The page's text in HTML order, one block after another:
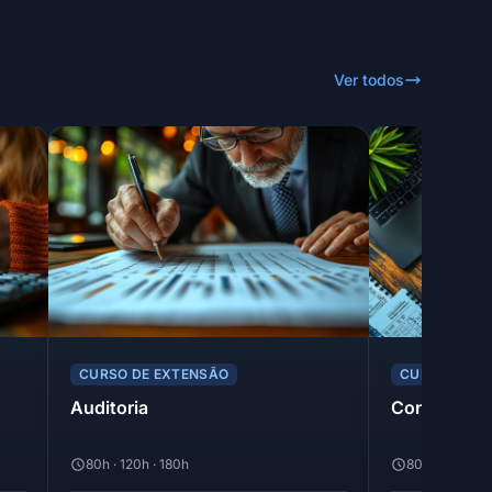
Ver todos
CURSO DE EXTENSÃO
Auditoria
80h · 120h · 180h
CURSO DE
80h · 120h ·